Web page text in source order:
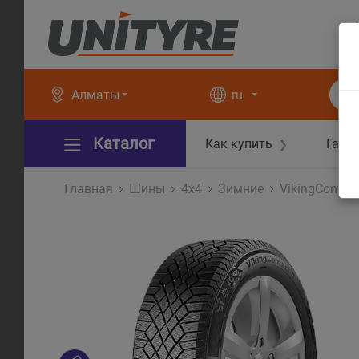
Алматы ru
Каталог Как купить ❯
Главная Шины 4x4 Зимние VikingContact